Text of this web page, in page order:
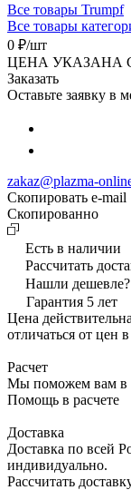
Все товары Trumpf
Все товары
0 ₽/шт
ЦЕНА УКАЗАНА
Заказать
Оставьте заявку в
zakaz@plazma-
Скопировать e-mail
Cкопированно
Есть в наличии
Рассчитать
Нашли дешевле?
Гарантия 5 лет
Цена
отличаться от цен
Расчет
Мы поможем вам в
Помощь в расчете
Доставка
Доставка по всей
индивидуально.
Рассчитать